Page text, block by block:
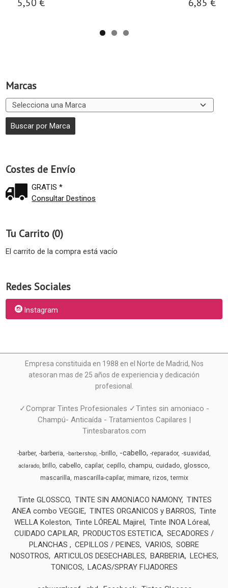
Marcas
Costes de Envío
GRATIS *
Consultar Destinos
Tu Carrito (0)
El carrito de la compra está vacío
Redes Sociales
Instagram
5,50 € 6,85 €
Empresa constituida en 1988 en el Norte de Madrid, Nos
atesoran mas de 25 años de experiencia y dedicación
profesional.
✓Comprar Tintes Profesionales ✓Tintes sin amoniaco -
Champú- Anticaída - Tratamientos Capilares |
Tintesbaratos.com
-barber -barberia -barbershop -brillo -cabello -reparador -suavidad
aclarado brillo cabello capilar cepillo champu cuidado glossco
mascarilla mascarilla-capilar mimare rizos termix
Tinte GLOSSCO TINTE SIN AMONIACO NAMONY TINTES
ANEA combo VEGGIE TINTES ORGANICOS y BARROS
Tinte
WELLA Koleston
Tinte LÓREAL Majirel
Tinte INOA Lóreal
CUIDADO CAPILAR PRODUCTOS ESTETICA SECADORES /
PLANCHAS
CEPILLOS / PEINES VARIOS
SOBRE
NOSOTROS
ARTICULOS DESECHABLES BARBERIA LECHES,
TONICOS
LACAS/SPRAY FIJADORES